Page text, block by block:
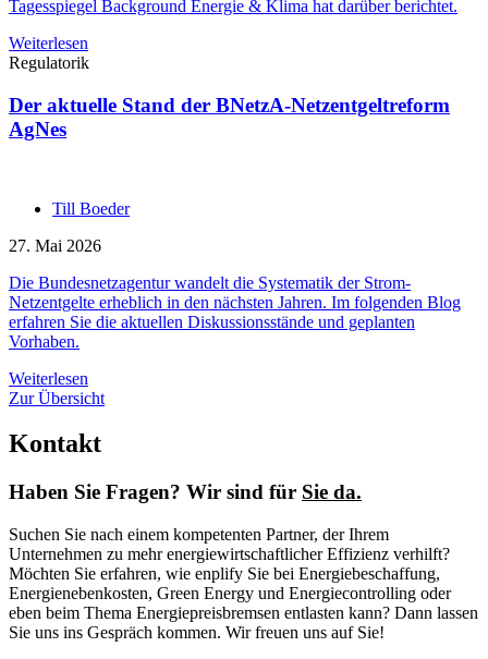
Tagesspiegel Background Energie & Klima hat darüber berichtet.
Weiterlesen
Regulatorik
Der aktuelle Stand der BNetzA-Netzentgeltreform
AgNes
Till Boeder
27. Mai 2026
Die Bundesnetzagentur wandelt die Systematik der Strom-
Netzentgelte erheblich in den nächsten Jahren. Im folgenden Blog
erfahren Sie die aktuellen Diskussionsstände und geplanten
Vorhaben.
Weiterlesen
Zur Übersicht
Kontakt
Haben Sie Fragen? Wir sind für Sie da.
Suchen Sie nach einem kompetenten Partner, der Ihrem
Unternehmen zu mehr energiewirtschaftlicher Effizienz verhilft?
Möchten Sie erfahren, wie enplify Sie bei Energiebeschaffung,
Energienebenkosten, Green Energy und Energiecontrolling oder
eben beim Thema Energiepreisbremsen entlasten kann? Dann lassen
Sie uns ins Gespräch kommen. Wir freuen uns auf Sie!